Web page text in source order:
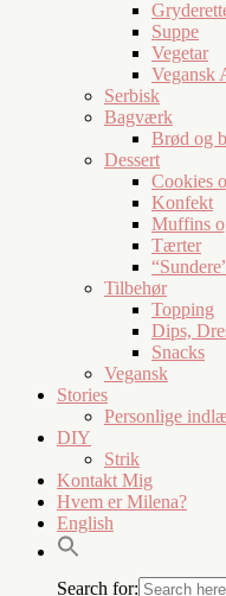
Suppe
Vegetar
Vegansk
Serbisk
Bagværk
Brød og
Dessert
Cookies
Konfekt
Muffins
Tærter
Tilbehør
Topping
Dips,
Snacks
Vegansk
Stories
Personlige
DIY
Strik
Kontakt Mig
Hvem er Milena?
English
Search for: